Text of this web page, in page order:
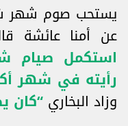
يستحب صوم شهر
عن أمنا عائشة
استكمل صيام
رأيته في شهر
وزاد البخاري “كان